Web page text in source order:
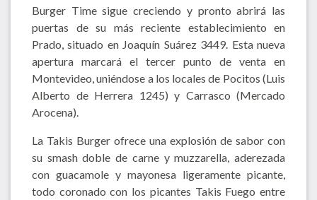
Burger Time sigue creciendo y pronto abrirá las
puertas de su más reciente establecimiento en
Prado, situado en Joaquín Suárez 3449. Esta nueva
apertura marcará el tercer punto de venta en
Montevideo, uniéndose a los locales de Pocitos (Luis
Alberto de Herrera 1245) y Carrasco (Mercado
Arocena).
La Takis Burger ofrece una explosión de sabor con
su smash doble de carne y muzzarella, aderezada
con guacamole y mayonesa ligeramente picante,
todo coronado con los picantes Takis Fuego entre